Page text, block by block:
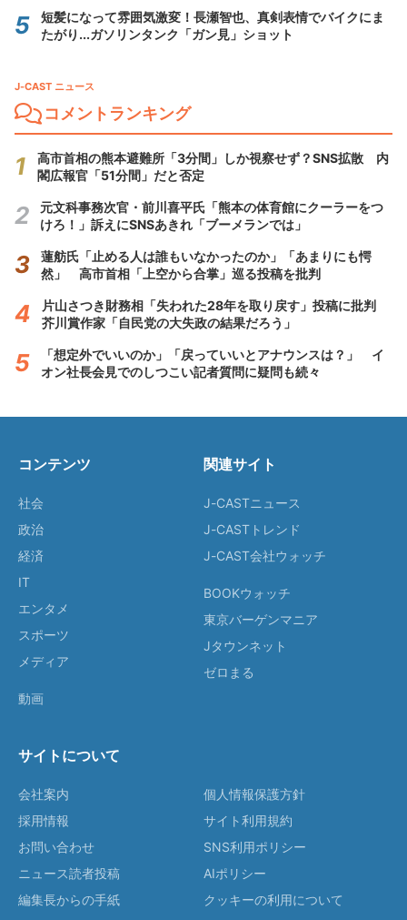
短髪になって雰囲気激変！長瀬智也、真剣表情でバイクにま
たがり...ガソリンタンク「ガン見」ショット
J-CAST ニュース
コメントランキング
高市首相の熊本避難所「3分間」しか視察せず？SNS拡散 内
閣広報官「51分間」だと否定
元文科事務次官・前川喜平氏「熊本の体育館にクーラーをつ
けろ！」訴えにSNSあきれ「ブーメランでは」
蓮舫氏「止める人は誰もいなかったのか」「あまりにも愕
然」 高市首相「上空から合掌」巡る投稿を批判
片山さつき財務相「失われた28年を取り戻す」投稿に批判
芥川賞作家「自民党の大失政の結果だろう」
「想定外でいいのか」「戻っていいとアナウンスは？」 イ
オン社長会見でのしつこい記者質問に疑問も続々
コンテンツ
社会
政治
経済
IT
エンタメ
スポーツ
メディア
動画
関連サイト
J-CASTニュース
J-CASTトレンド
J-CAST会社ウォッチ
BOOKウォッチ
東京バーゲンマニア
Jタウンネット
ゼロまる
サイトについて
会社案内
採用情報
お問い合わせ
ニュース読者投稿
編集長からの手紙
個人情報保護方針
サイト利用規約
SNS利用ポリシー
AIポリシー
クッキーの利用について